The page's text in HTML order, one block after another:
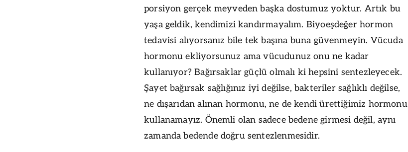
porsiyon gerçek meyveden başka dostumuz yoktur. Artık bu
yaşa geldik, kendimizi kandırmayalım. Biyoeşdeğer hormon
tedavisi alıyorsanız bile tek başına buna güvenmeyin. Vücuda
hormonu ekliyorsunuz ama vücudunuz onu ne kadar
kullanıyor? Bağırsaklar güçlü olmalı ki hepsini sentezleyecek.
Şayet bağırsak sağlığınız iyi değilse, bakteriler sağlıklı değilse,
ne dışarıdan alınan hormonu, ne de kendi ürettiğimiz hormonu
kullanamayız. Önemli olan sadece bedene girmesi değil, aynı
zamanda bedende doğru sentezlenmesidir.